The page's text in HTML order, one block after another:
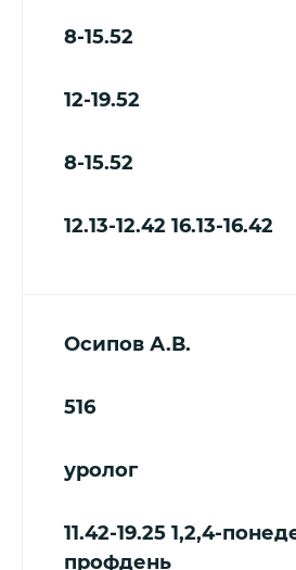
8-15.52
12-19.52
8-15.52
12.13-12.42 16.13-16.42
Осипов А.В.
516
уролог
11.42-19.25 1,2,4-
профдень